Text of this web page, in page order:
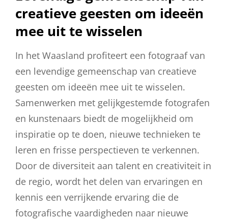
creatieve geesten om ideeën
mee uit te wisselen
In het Waasland profiteert een fotograaf van
een levendige gemeenschap van creatieve
geesten om ideeën mee uit te wisselen.
Samenwerken met gelijkgestemde fotografen
en kunstenaars biedt de mogelijkheid om
inspiratie op te doen, nieuwe technieken te
leren en frisse perspectieven te verkennen.
Door de diversiteit aan talent en creativiteit in
de regio, wordt het delen van ervaringen en
kennis een verrijkende ervaring die de
fotografische vaardigheden naar nieuwe